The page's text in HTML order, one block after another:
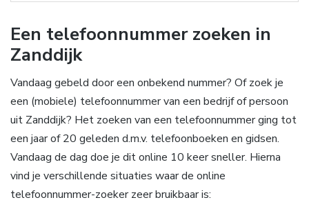
Een telefoonnummer zoeken in
Zanddijk
Vandaag gebeld door een onbekend nummer? Of zoek je
een (mobiele) telefoonnummer van een bedrijf of persoon
uit Zanddijk? Het zoeken van een telefoonnummer ging tot
een jaar of 20 geleden d.m.v. telefoonboeken en gidsen.
Vandaag de dag doe je dit online 10 keer sneller. Hierna
vind je verschillende situaties waar de online
telefoonnummer-zoeker zeer bruikbaar is: